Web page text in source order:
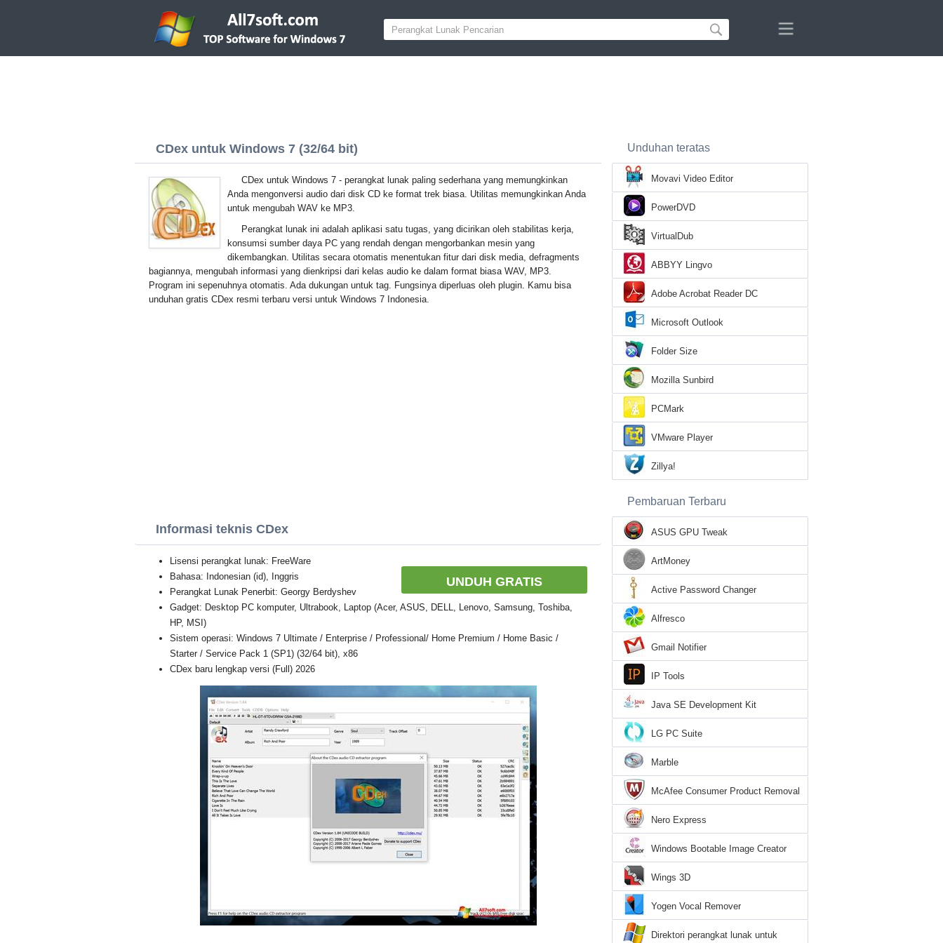
CDex untuk Windows 7 (32/64 bit)
CDex untuk Windows 7 - perangkat lunak paling sederhana yang memungkinkan
Anda mengonversi audio dari disk CD ke format trek biasa. Utilitas memungkinkan Anda
untuk mengubah WAV ke MP3.
Perangkat lunak ini adalah aplikasi satu tugas, yang dicirikan oleh stabilitas kerja,
konsumsi sumber daya PC yang rendah dengan mengorbankan mesin yang
dikembangkan. Utilitas secara otomatis menentukan fitur dari disk media, defragments
bagiannya, mengubah informasi yang dienkripsi dari kelas audio ke dalam format biasa WAV, MP3.
Program ini sepenuhnya otomatis. Ada dukungan untuk tag. Fungsinya diperluas oleh plugin. Kamu bisa
unduhan gratis CDex resmi terbaru versi untuk Windows 7 Indonesia.
Informasi teknis CDex
UNDUH GRATIS
Lisensi perangkat lunak: FreeWare
Bahasa: Indonesian (id), Inggris
Perangkat Lunak Penerbit: Georgy Berdyshev
Gadget: Desktop PC komputer, Ultrabook, Laptop (Acer, ASUS, DELL, Lenovo, Samsung, Toshiba,
HP, MSI)
Sistem operasi: Windows 7 Ultimate / Enterprise / Professional/ Home Premium / Home Basic /
Starter / Service Pack 1 (SP1) (32/64 bit), x86
CDex baru lengkap versi (Full) 2026
Unduhan teratas
Movavi Video Editor
PowerDVD
VirtualDub
ABBYY Lingvo
Adobe Acrobat Reader DC
Microsoft Outlook
Folder Size
Mozilla Sunbird
PCMark
VMware Player
Zillya!
Pembaruan Terbaru
ASUS GPU Tweak
ArtMoney
Active Password Changer
Alfresco
Gmail Notifier
IP Tools
Java SE Development Kit
LG PC Suite
Marble
McAfee Consumer Product Removal
Tool
Nero Express
Windows Bootable Image Creator
Wings 3D
Yogen Vocal Remover
Direktori perangkat lunak untuk